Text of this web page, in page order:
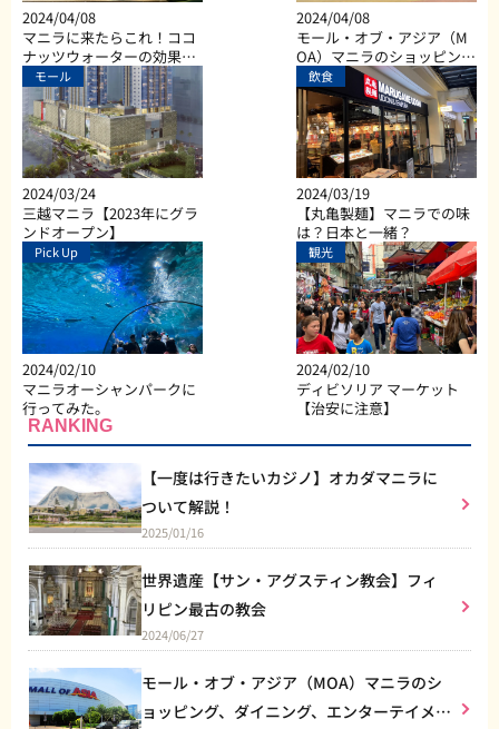
2024/04/08
マニラに来たらこれ！ココ
ナッツウォーターの効果と
は？
2024/04/08
モール・オブ・アジア（M
OA）マニラのショッピン
グ、ダイニング、エンター
テイメントなど総合施設
モール
2024/03/24
三越マニラ【2023年にグラ
ンドオープン】
飲食
2024/03/19
【丸亀製麺】マニラでの味
は？日本と一緒？
Pick Up
2024/02/10
マニラオーシャンパークに
行ってみた。
観光
2024/02/10
ディビソリア マーケット
【治安に注意】
RANKING
【一度は行きたいカジノ】オカダマニラに
ついて解説！
2025/01/16
世界遺産【サン・アグスティン教会】フィ
リピン最古の教会
2024/06/27
モール・オブ・アジア（MOA）マニラのシ
ョッピング、ダイニング、エンターテイメン